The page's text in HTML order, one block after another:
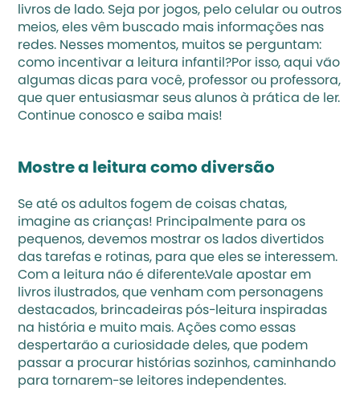
livros de lado. Seja por jogos, pelo celular ou outros
meios, eles vêm buscado mais informações nas
redes. Nesses momentos, muitos se perguntam:
como incentivar a leitura infantil?Por isso, aqui vão
algumas dicas para você, professor ou professora,
que quer entusiasmar seus alunos à prática de ler.
Continue conosco e saiba mais!
Mostre a leitura como diversão
Se até os adultos fogem de coisas chatas,
imagine as crianças! Principalmente para os
pequenos, devemos mostrar os lados divertidos
das tarefas e rotinas, para que eles se interessem.
livros ilustrados, que venham com personagens
destacados, brincadeiras pós-leitura inspiradas
na história e muito mais. Ações como essas
despertarão a curiosidade deles, que podem
passar a procurar histórias sozinhos, caminhando
para tornarem-se leitores independentes.